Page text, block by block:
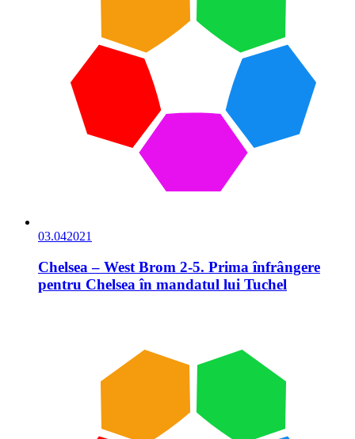
03.042021
Chelsea – West Brom 2-5. Prima înfrângere
pentru Chelsea în mandatul lui Tuchel